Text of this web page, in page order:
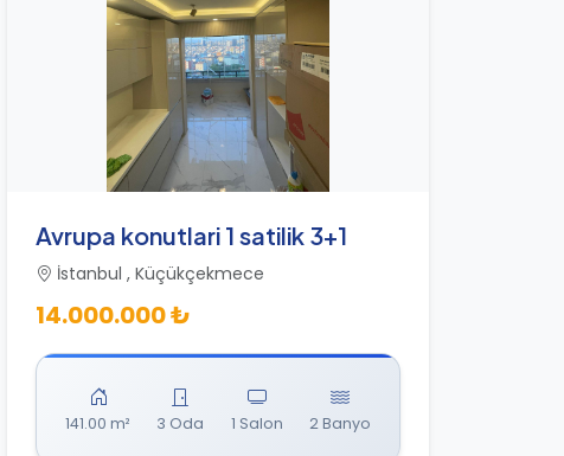
Avrupa konutlari 1 satilik 3+1
İstanbul , Küçükçekmece
14.000.000 ₺
141.00 m² 3 Oda 1 Salon 2 Banyo